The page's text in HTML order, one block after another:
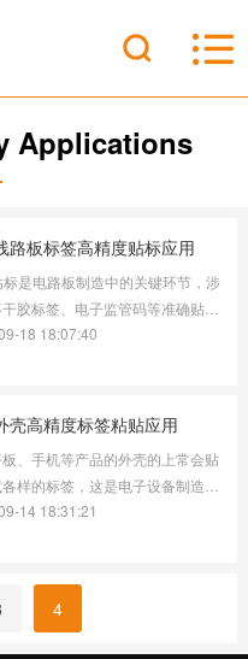
Applications
路板标签高精度贴标应用
标是电路板制造中的关键环节，涉
胶标签、电子监管码等准确贴附
常见的是使用贴标机，来高效完
视觉软件扮演了至关重要的角
软件集成了先进的视觉技术和智能
贴标机提供了强大的视觉识别和
。通过实时捕捉并分析PCB板与
的标签位置的图像信息，
18 18:07:40
壳高精度标签粘贴应用
、手机等产品的外壳的上常会贴
样的标签，这是电子设备制造业
缺的环节，它不仅关乎产品信息
地标注设备的型号、序列号、生产
生产批次等关键信息，方便用户查
14 18:31:21
4